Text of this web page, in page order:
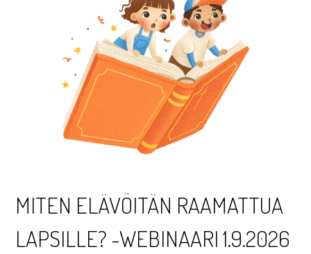
MITEN ELÄVÖITÄN RAAMATTUA
LAPSILLE? -WEBINAARI 1.9.2026